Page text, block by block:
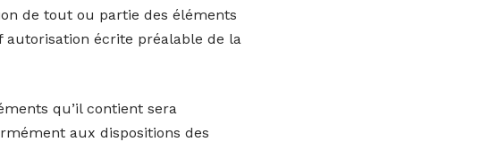
de tout ou partie des éléments
écrite préalable de la
qu’il contient sera
aux dispositions des